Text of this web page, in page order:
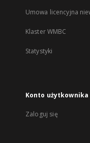
Umowa licencyjna
Klaster WMBC
Statystyki
Konto użytkownika
Zaloguj się